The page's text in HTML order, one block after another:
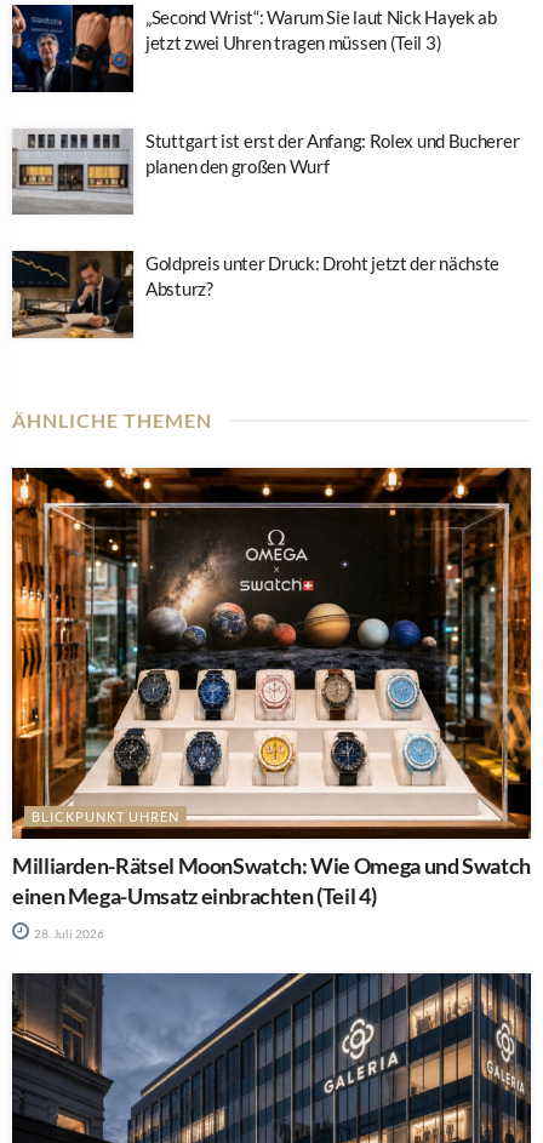
„Second Wrist“: Warum Sie laut Nick Hayek ab
jetzt zwei Uhren tragen müssen (Teil 3)
Stuttgart ist erst der Anfang: Rolex und Bucherer
planen den großen Wurf
Goldpreis unter Druck: Droht jetzt der nächste
Absturz?
ÄHNLICHE THEMEN
BLICKPUNKT UHREN
Milliarden-Rätsel MoonSwatch: Wie Omega und Swatch
einen Mega-Umsatz einbrachten (Teil 4)
28. Juli 2026